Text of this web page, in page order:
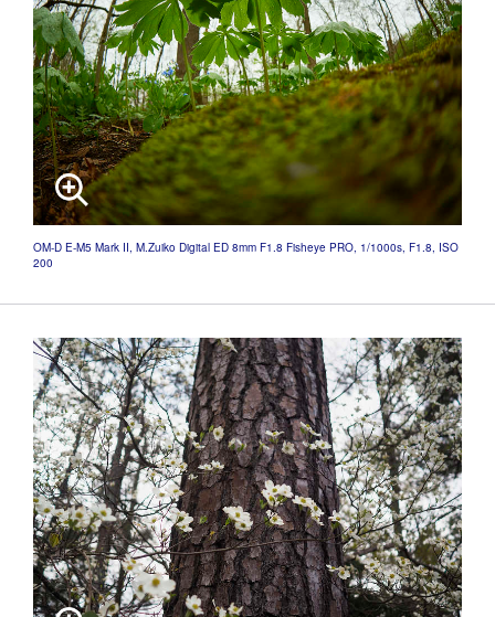
OM-D E-M5 Mark II, M.Zuiko Digital ED 8mm F1.8 Fisheye PRO, 1/1000s, F1.8, ISO
200